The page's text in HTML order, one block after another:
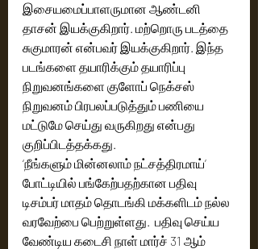
இசையமைப்பாளருமான ஆண்டனி
தாசன் இயக்குகிறார். மற்றொரு படத்தை
சுகுமாரன் என்பவர் இயக்குகிறார். இந்த
படங்களை தயாரிக்கும் தயாரிப்பு
நிறுவனங்களை குளோப் நெக்சஸ்
நிறுவனம் பிரபலப்படுத்தும் பணியை
மட்டுமே செய்து வருகிறது என்பது
குறிப்பிடத்தக்கது.
‘நீங்களும் மின்னலாம் நட்சத்திரமாய்’
போட்டியில் பங்கேற்பதற்கான பதிவு
டிசம்பர் மாதம் தொடங்கி மக்களிடம் நல்ல
வரவேற்பை பெற்றுள்ளது.  பதிவு செய்ய
வேண்டிய கடைசி நாள் மார்ச் 31 ஆம்